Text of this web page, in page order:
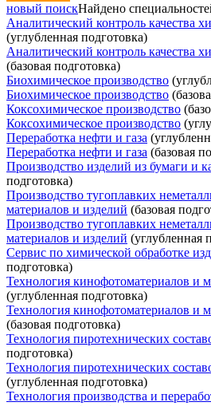
новый поискНайдено
Аналитический контроль качества
(углубленная подготовка)
Аналитический контроль качества
(базовая подготовка)
Биохимическое производство
Биохимическое производство
Коксохимическое производство
Коксохимическое производство
Переработка нефти и газа
Переработка нефти и газа (базовая
Производство изделий из бумаги и
подготовка)
Производство тугоплавких
материалов и изделий (базовая
Производство тугоплавких
материалов и изделий (углубленная
Сервис по химической обработке
подготовка)
Технология кинофотоматериалов и
(углубленная подготовка)
Технология кинофотоматериалов и
(базовая подготовка)
Технология пиротехнических
подготовка)
Технология пиротехнических
(углубленная подготовка)
Технология производства и